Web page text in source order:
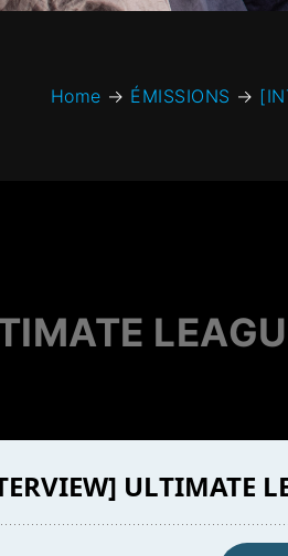
Home → ÉMISSIONS →